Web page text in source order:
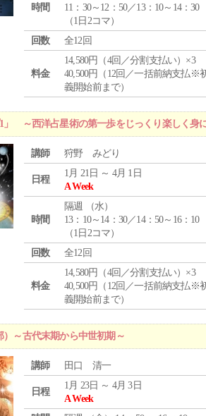
時間
11：30～12：50／13：10～14：30
（1日2コマ）
回数
全12回
料金
14,580円（4回／分割支払い）×3
40,500円（12回／一括前納支払※
義開始前まで）
」 ～西洋占星術の第一歩をじっくり楽しく身
講師 狩野 みどり
日程
1月 21日 ～ 4月 1日
A Week
時間
隔週 （水）
13：10～14：30／14：50～16：10
（1日2コマ）
回数
全12回
料金
14,580円（4回／分割支払い）×3
40,500円（12回／一括前納支払※
義開始前まで）
）～古代末期から中世初期～
講師 田口 清一
日程
1月 23日 ～ 4月 3日
A Week